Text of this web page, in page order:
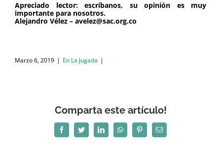
Apreciado lector: escríbanos, su opinión es muy
importante para nosotros.
Alejandro Vélez – avelez@sac.org.co
Marzo 6, 2019 | En La Jugada |
Comparta este artículo!
FacebookTwitterLinkedInWhatsAppPinterestCorreo
electrónico